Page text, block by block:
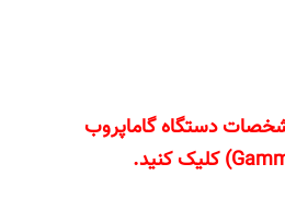
دستگاه گاماپروب